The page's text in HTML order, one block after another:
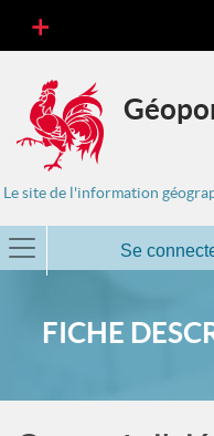
Le site de l'information
Se
FICHE